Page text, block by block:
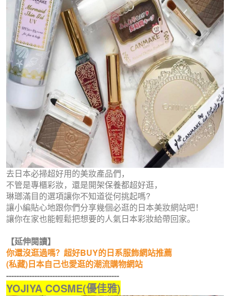
去日本必掃超好用的美妝產品們，
不管是專櫃彩妝，還是開架保養都超好逛，
琳瑯滿目的選項讓你不知道從何挑起嗎?
讓小編貼心地跟你們分享幾個必逛的日本美妝網站吧！
讓你在家也能輕鬆把想要的人氣日本彩妝給帶回家。
【延伸閱讀】
你還沒逛過嗎？超好BUY的日系服飾網站推薦
(私藏)日本自己也愛逛的潮流購物網站
--------------------------------------------
YOJIYA COSME(優佳雅)